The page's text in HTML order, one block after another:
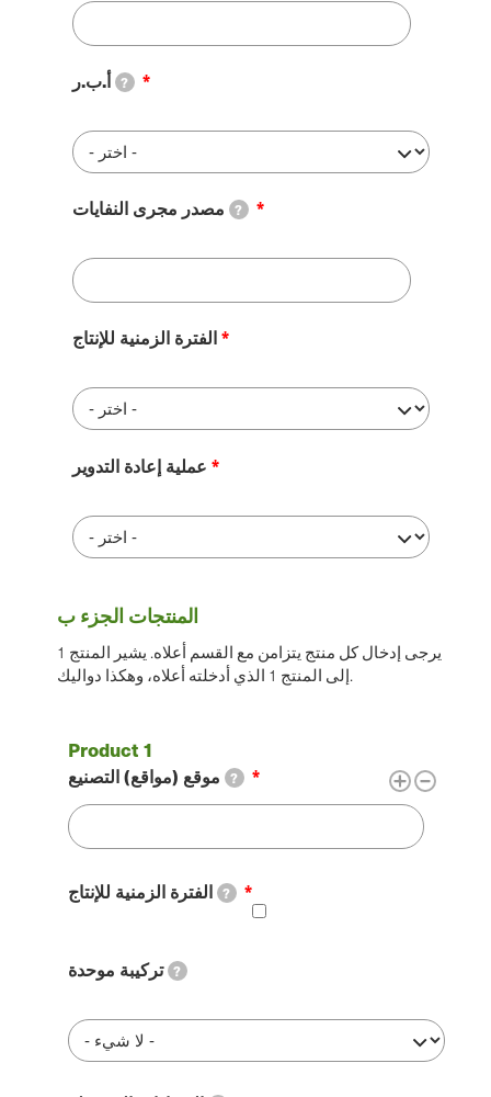
أ.ب.ر ?
مصدر مجرى النفايات ?
الفترة الزمنية للإنتاج
عملية إعادة التدوير
المنتجات
الجزء
ب
المنتجات الجزء ب
يرجى إدخال كل منتج يتزامن مع القسم أعلاه. يشير المنتج 1
إلى المنتج 1 الذي أدخلته أعلاه، وهكذا دواليك.
موقع (مواقع) التصنيع ?
الفترة الزمنية للإنتاج ?
تركيبة موحدة ?